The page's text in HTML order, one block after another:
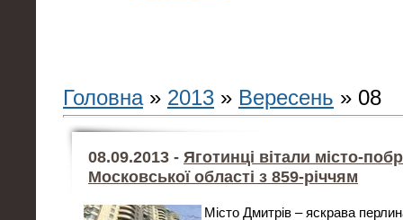
Головна» 2013 » Вересень » 08
08.09.2013 - Яготинці вітали місто-
Московської області з 859-річчям
Місто Дмитрів – яскрава